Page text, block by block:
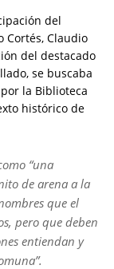
del
Cortés, Claudio
del destacado
se buscaba
la Biblioteca
histórico de
“una
de arena a la
que el
pero que deben
entiendan y